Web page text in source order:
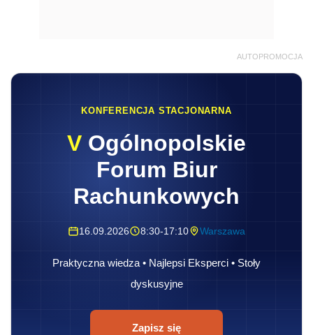
AUTOPROMOCJA
KONFERENCJA STACJONARNA
V Ogólnopolskie
Forum Biur
Rachunkowych
16.09.2026 8:30-17:10 Warszawa
Praktyczna wiedza • Najlepsi Eksperci • Stoły
dyskusyjne
Zapisz się